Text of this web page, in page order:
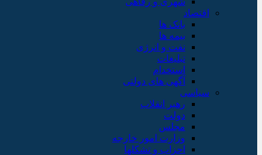
اقتصاد
بانک ها
بیمه ها
نفت و انرژی
تبلیغات
استخدام
آگهی های دولتی
سیاسی
رهبر انقلاب
دولت
مجلس
وزارت امور خارجه
احزاب و تشکلها